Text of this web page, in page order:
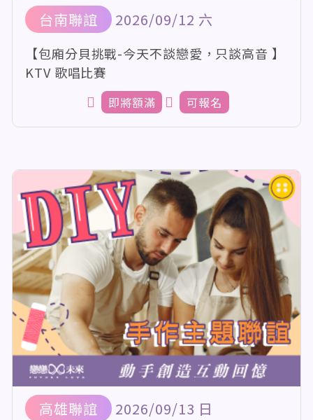
台南聯誼 2026/09/12 六
【包廂分貝挑戰-今天不談戀愛，只談高音 】
KTV 歌唱比賽
即將額滿 可報名
高雄聯誼 2026/09/13 日